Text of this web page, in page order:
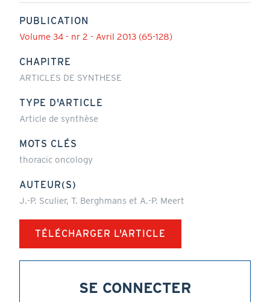
PUBLICATION
Volume 34 - nr 2 - Avril 2013 (65-128)
CHAPITRE
ARTICLES DE SYNTHESE
TYPE D'ARTICLE
Article de synthèse
MOTS CLÉS
thoracic oncology
AUTEUR(S)
J.-P. Sculier, T. Berghmans et A.-P. Meert
TÉLÉCHARGER L'ARTICLE
SE CONNECTER